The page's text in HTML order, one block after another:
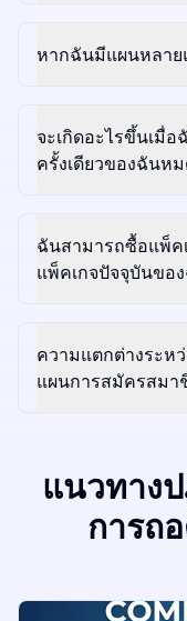
หากฉันมีแผนหลาย
จะเกิดอะไรขึ้นเมื่
ครั้งเดียวของฉันห
ฉันสามารถซื้อแพ็ค
แพ็คเกจปัจจุบันขอ
ความแตกต่างระห
แผนการสมัครสมา
แนวทาง
การถ